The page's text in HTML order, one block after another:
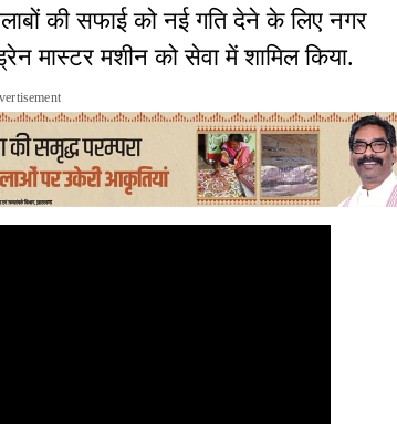
की सफाई को नई गति देने के लिए नगर
मास्टर मशीन को सेवा में शामिल किया.